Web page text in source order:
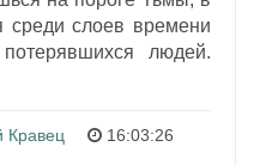
среди слоев времени
людей.
Кравец 16:03:26